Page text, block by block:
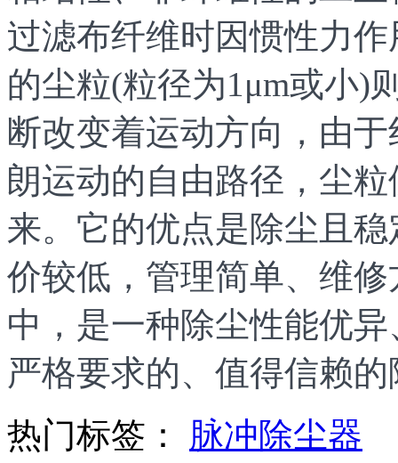
过滤布纤维时因惯性力
的尘粒(粒径为1μm或小)
断改变着运动方向，由
朗运动的自由路径，尘
来。它的优点是除尘且
价较低，管理简单、维
中，是一种除尘性能优
严格要求的、值得信赖
热门标签： 脉冲除尘器